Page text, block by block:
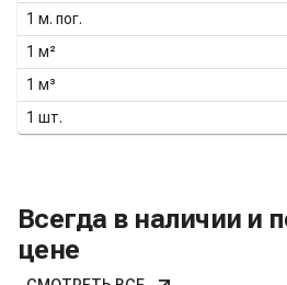
1 м. пог.
1 м²
1 м³
1 шт.
Всегда в наличии и
цене